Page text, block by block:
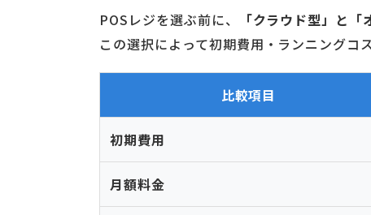
POSレジを選ぶ前に、 「クラウド型」と
この選択によって初期費用・ランニングコ
比較項目
初期費用
月額料金